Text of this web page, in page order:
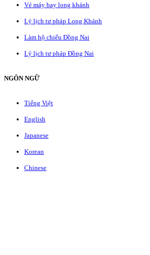
Vé máy bay long khánh
Lý lịch tư pháp Long Khánh
Làm hộ chiếu Đồng Nai
Lý lịch tư pháp Đồng Nai
NGÔN NGỮ
Tiếng Việt
English
Japanese
Korean
Chinese